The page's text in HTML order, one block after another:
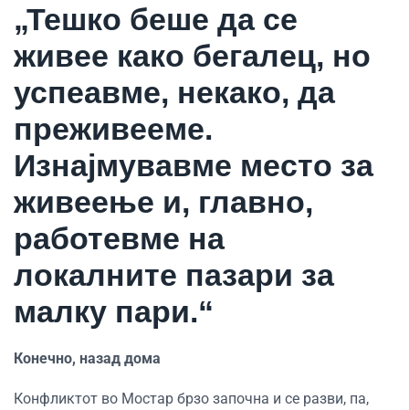
„Тешко беше да се
живее како бегалец, но
успеавме, некако, да
преживееме.
Изнајмувавме место за
живеење и, главно,
работевме на
локалните пазари за
малку пари.“
Конечно, назад дома
Конфликтот во Мостар брзо започна и се разви, па,